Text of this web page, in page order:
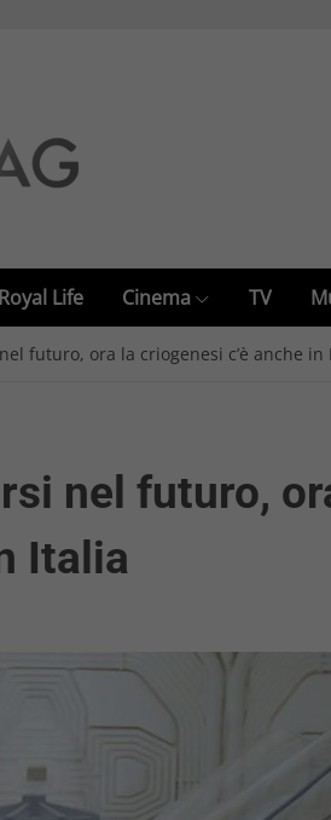
Royal Life Cinema TV
futuro, ora la criogenesi c’è anche in
nel futuro,
Italia